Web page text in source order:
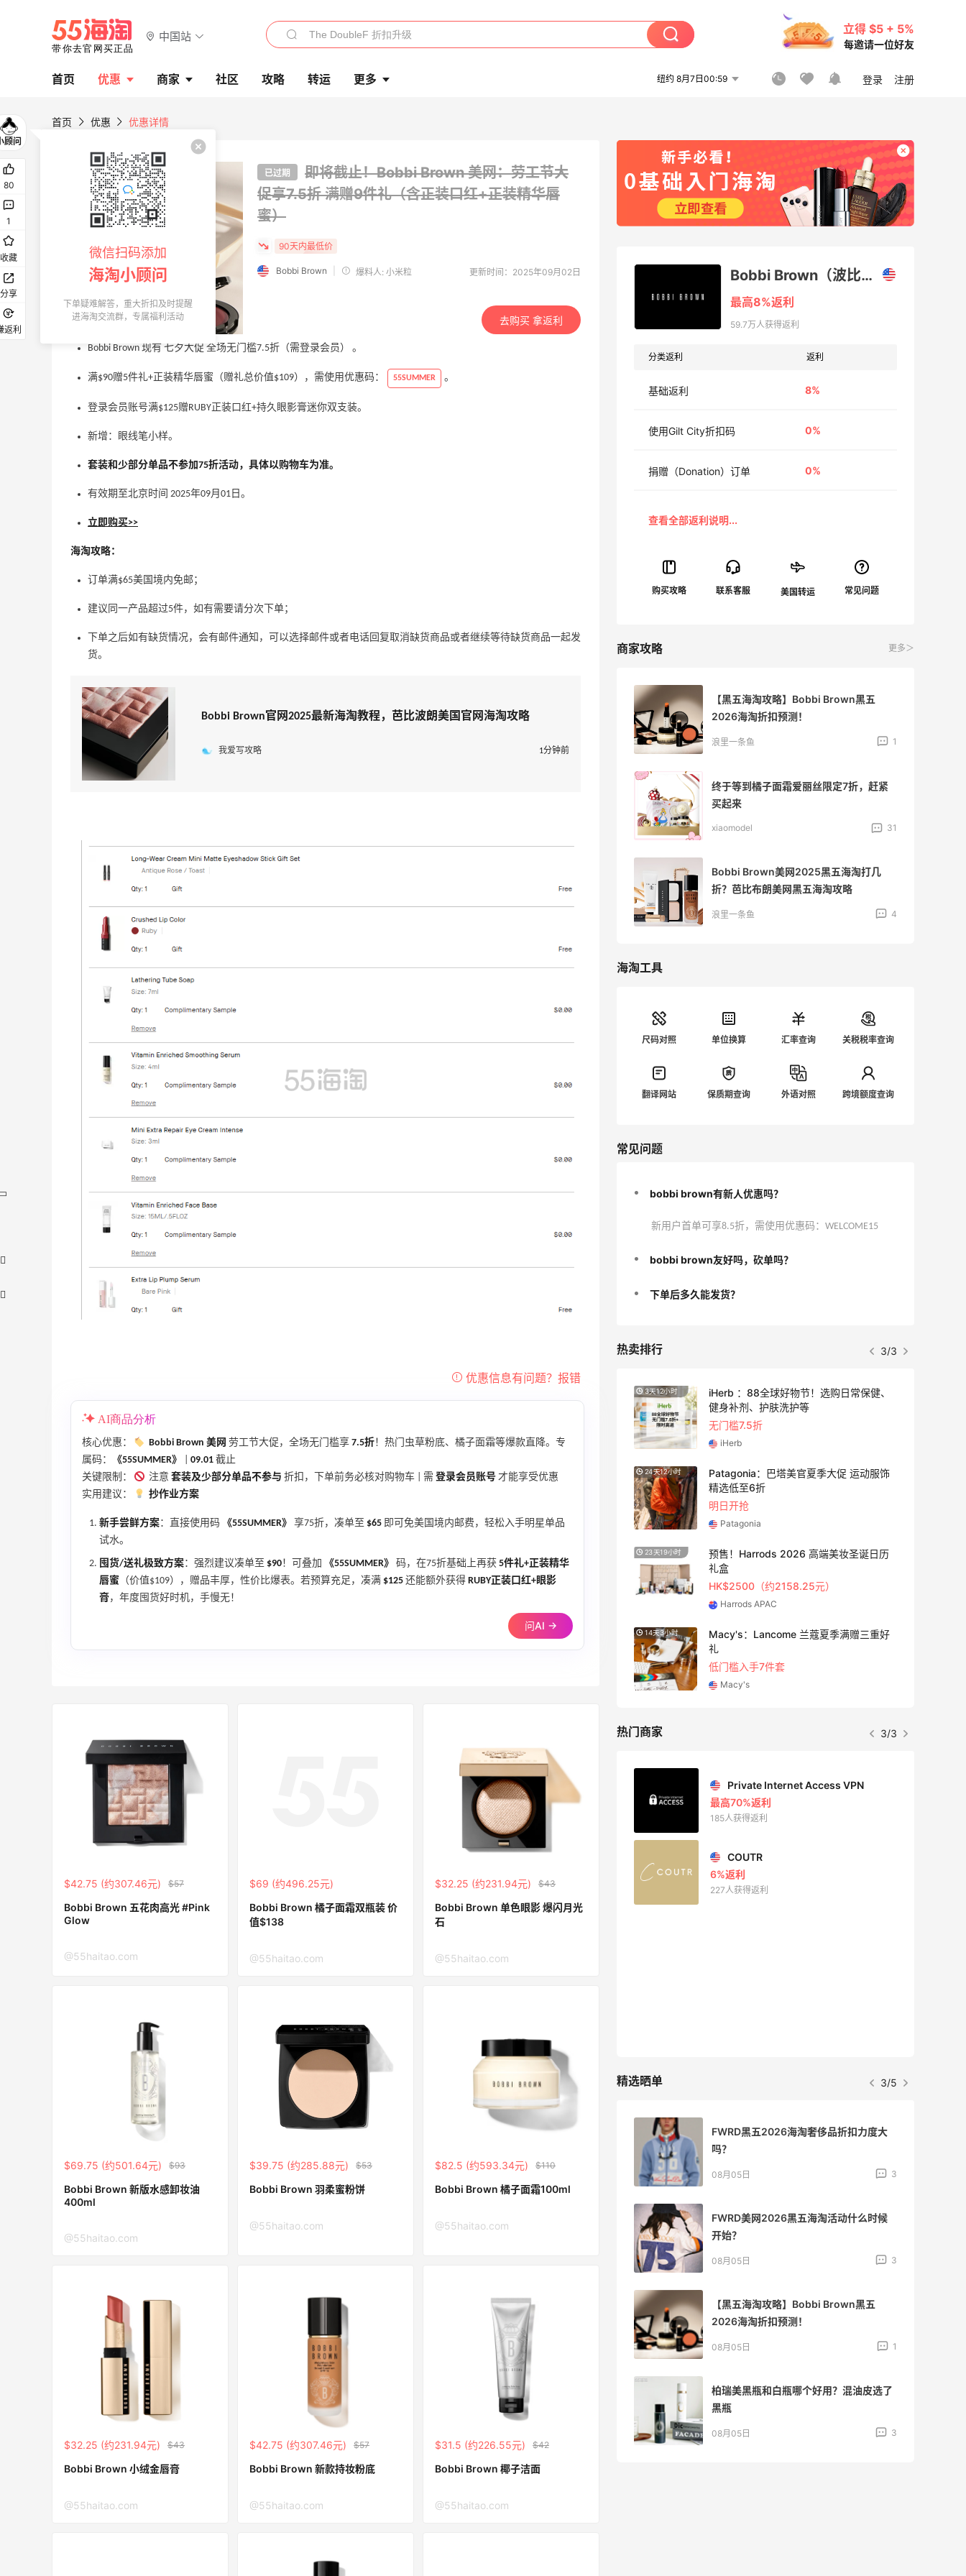
中国站
立得 $5 + 5%
每邀请一位好友
首页 优惠 商家 社区 攻略 转运 更多 纽约 8月7日00:59 登录 注册
首页 优惠 优惠详情
55专享折扣 已过期
即将截止！Bobbi Brown 美网：劳工节大
促享7.5折满赠9件礼（含正装口红+正装精华唇
蜜）
90天内最低价
Bobbi Brown 爆料人: 小米粒 更新时间：2025年09月02日
去购买 拿返利
Bobbi Brown 现有 七夕大促 全场无门槛7.5折（需登录会员） 。
满$90赠5件礼+正装精华唇蜜（赠礼总价值$109），需使用优惠码： 55SUMMER 。
登录会员账号满$125赠RUBY正装口红+持久眼影膏迷你双支装。
新增：眼线笔小样。
套装和少部分单品不参加75折活动，具体以购物车为准。
有效期至北京时间 2025年09月01日。
立即购买>>
海淘攻略：
订单满$65美国境内免邮；
建议同一产品超过5件，如有需要请分次下单；
下单之后如有缺货情况，会有邮件通知，可以选择邮件或者电话回复取消缺货商品或者继续等待缺货商品一起发
货。
Bobbi Brown官网2025最新海淘教程，芭比波朗美国官网海淘攻略
我爱写攻略 1分钟前
AI商品分析
核心优惠： Bobbi Brown 美网 劳工节大促，全场无门槛享 7.5折！热门虫草粉底、橘子面霜等爆款直降。专
属码：
《55SUMMER》 09.01 截止
关键限制：
注意 套装及少部分单品不参与 折扣，下单前务必核对购物车 | 需 登录会员账号 才能享受优惠
实用建议：
抄作业方案
新手尝鲜方案：直接使用码 《55SUMMER》 享75折，凑单至 $65 即可免美国境内邮费，轻松入手明星单品
试水。
囤货/送礼极致方案：强烈建议凑单至 $90！可叠加 《55SUMMER》 码，在75折基础上再获 5件礼+正装精华
唇蜜 （价值$109），赠品丰厚，性价比爆表。若预算充足，凑满 $125 还能额外获得 RUBY正装口红+眼影
膏，年度囤货好时机，手慢无！
问AI →
$42.75 (约307.46元) $57
Bobbi Brown 五花肉高光 #Pink
Glow
@55haitao.com
$69 (约496.25元)
Bobbi Brown 橘子面霜双瓶装 价
值$138
@55haitao.com
$32.25 (约231.94元) $43
Bobbi Brown 单色眼影 爆闪月光
石
@55haitao.com
$69.75 (约501.64元) $93
Bobbi Brown 新版水感卸妆油
400ml
@55haitao.com
$39.75 (约285.88元) $53
Bobbi Brown 羽柔蜜粉饼
@55haitao.com
$82.5 (约593.34元) $110
Bobbi Brown 橘子面霜100ml
@55haitao.com
$32.25 (约231.94元) $43
Bobbi Brown 小绒金唇膏
@55haitao.com
$42.75 (约307.46元) $57
Bobbi Brown 新款持妆粉底
@55haitao.com
$31.5 (约226.55元) $42
Bobbi Brown 椰子洁面
@55haitao.com
Bobbi Brown（波比布朗美国官网）
最高8%返利
59.7万人获得返利
分类返利 返利
基础返利 8%
使用Gilt City折扣码 0%
捐赠（Donation）订单 0%
美国转运
商家攻略 更多＞
2026海淘折扣预测！
【黑五海淘攻略】Bobbi Brown黑五
2026海淘折扣预测！
浪里一条鱼 1
终于等到橘子面霜爱丽丝限定7折，赶紧
买起来
xiaomodel 31
Bobbi Brown美网2025黑五海淘打几
折？芭比布朗美网黑五海淘攻略
浪里一条鱼 4
海淘工具
尺码对照 单位换算 汇率查询 关税税率查询
翻译网站 保质期查询 外语对照 跨境额度查询
常见问题
bobbi brown有新人优惠吗？
新用户首单可享8.5折，需使用优惠码：WELCOME15
bobbi brown友好吗，砍单吗？
下单后多久能发货？
热卖排行 1/3
低至4折+额外8折
LN-CC
【55专享】Base Blu：时尚上新热卖 关注
PRADA、LOEWE、加拿大鹅等
Base Blu
TOTEME、ZIMMERMAN 等
享额外9折
Mytheresa
Tory Burch、拉夫劳伦等
iHerb
24天12小时
Patagonia：巴塔美官夏季大促 运动服饰
Patagonia
礼盒
HK$2500（约2158.25元）
Macy's：Lancome 兰蔻夏季满赠三重好
礼
3天12小时
adidas HK：精选正价产品促销！入球
衣、金属银跆拳道鞋等
2件8折 叠加满HK$1800-100
adidas HK
4天6小时
【55专享】Bobbi Brown 美网：美妆礼
遇！满$150立省$50
满赠正装橘子眼霜+精华唇蜜等好礼
Bobbi Brown
6天
Columbia Sportswear：夏季大促！哥伦
比亚运动热卖
低至6折
Columbia Sportswear
3天
Bloomingdales：美妆大促！入手 Dior、
Prada、TF 等
满$200享8.5折优惠+部分送好礼
Bloomingdales
热门商家 1/3
ERGO Baby
4%返利
62人获得返利
42人获得返利
282人获得返利
85人获得返利
Private Internet Access VPN
最高70%返利
227人获得返利
Mac Duggal
最高2%返利
6025人成功下单
Biōkreativ
30%返利
54人获得返利
精选晒单 4/5
Bobbi Brown美网2026黑五海淘活动什
3
户外运动防-晒｜蜜丝婷开挂摇摇乐实测
🏃
08月06日
Evelom卸妆膏--卸妆膏中的“爱马仕”
FWRD黑五2026海淘奢侈品折扣力度大
【黑五海淘攻略】Bobbi Brown黑五
2026海淘折扣预测！
柏瑞美黑瓶和白瓶哪个好用？混油皮选了
兰蔻粉金管新色212哪个网站可以海淘？
在线等！
08月05日 3
淘宝买柏瑞美定妆喷雾跳55海淘！返利
2.91元
08月05日 4
吃到了干煸炒面，好吃诶
08月05日 4
牛杂牛腩锅我很喜欢
08月05日 4
80
1
收藏
分享
返利
微信扫码添加
海淘小顾问
下单疑难解答，重大折扣及时提醒
进海淘交流群，专属福利活动